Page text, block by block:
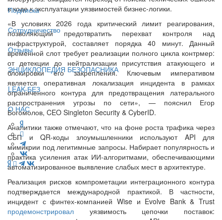
Подписка
Сотрудничество
Отзывы
ЭНЦИКЛОПЕДИЯ БЕЗОПАСНИКА
LEAK-БЕЗ
О НАС
в коде к эксплуатации уязвимостей бизнес-логики.
«В условиях 2026 года критический лимит реагирования,
позволяющий предотвратить перехват контроля над
инфраструктурой, составляет порядка 40 минут. Данный
временной слот требует реализации полного цикла контрмер:
от детекции до нейтрализации присутствия атакующего и
блокировки его закрепления. Ключевым императивом
является оперативная локализация инцидента в рамках
ограниченного контура для предотвращения латерального
распространения угрозы по сети», — пояснил Егор
Богомолов, CEO Singleton Security & CyberID.
Аналитики также отмечают, что на фоне роста трафика через
СБП и QR-коды злоумышленники используют API для
мимикрии под легитимные запросы. Набирает популярность и
практика усиления атак ИИ-алгоритмами, обеспечивающими
автоматизированное выявление слабых мест в архитектуре.
Реализация рисков компрометации интеграционного контура
подтверждается международной практикой. В частности,
инцидент с финтех-компанией Wise и Evolve Bank & Trust
продемонстрировал уязвимость цепочки поставок: